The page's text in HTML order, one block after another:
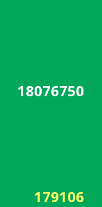
18076750
179106